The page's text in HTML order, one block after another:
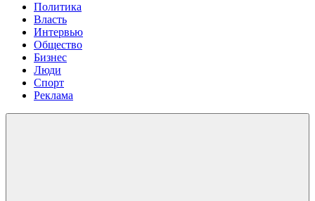
Политика
Власть
Интервью
Общество
Бизнес
Люди
Спорт
Реклама